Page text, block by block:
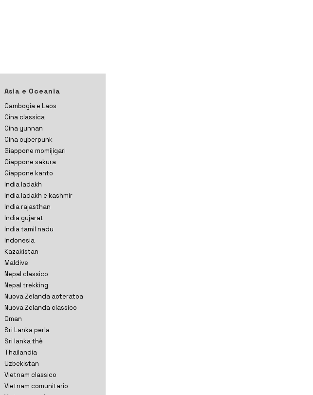
Asia e Oceania
Cambogia e Laos
Cina classica
Cina yunnan
Cina cyberpunk
Giappone momijigari
Giappone sakura
Giappone kanto
India ladakh
India ladakh e kashmir
India rajasthan
India gujarat
India tamil nadu
Indonesia
Kazakistan
Maldive
Nepal classico
Nepal trekking
Nuova Zelanda aoteratoa
Nuova Zelanda classico
Oman
Sri Lanka perla
Sri lanka thè
Thailandia
Uzbekistan
Vietnam classico
Vietnam comunitario